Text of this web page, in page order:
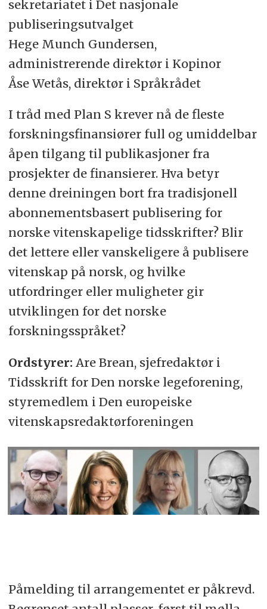
sekretariatet i Det nasjonale
publiseringsutvalget
Hege Munch Gundersen,
administrerende direktør i Kopinor
Åse Wetås, direktør i Språkrådet
I tråd med Plan S krever nå de fleste
forskningsfinansiører full og umiddelbar
åpen tilgang til publikasjoner fra
prosjekter de finansierer. Hva betyr
denne dreiningen bort fra tradisjonell
abonnementsbasert publisering for
norske vitenskapelige tidsskrifter? Blir
det lettere eller vanskeligere å publisere
vitenskap på norsk, og hvilke
utfordringer eller muligheter gir
utviklingen for det norske
forskningsspråket?
Ordstyrer: Are Brean, sjefredaktør i
Tidsskrift for Den norske legeforening,
styremedlem i Den europeiske
vitenskapsredaktørforeningen
Påmelding til arrangementet er påkrevd.